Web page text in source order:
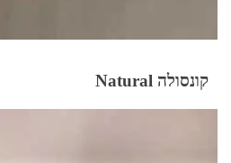
קונסולה Natural